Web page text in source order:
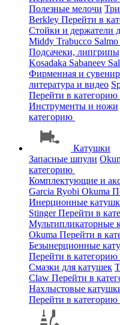
Полезные мелочи
Berkley Перейти в
Стойки и держатели
Middy Trabucco Salmo
Подсачеки,
Kosadaka Sabaneev
Фирменная и
литература и видео
Перейти в категорию
Инструменты и ножи
категорию
Катушки
Запасные шпули
категорию
Комплектующие и
Garcia Ryobi Okuma
Инерционные
StingerПерейти в
Мультипликаторные
Okuma Перейти в
Безынерционные
Перейти в категорию
Смазки для катушек
Claw Перейти в
Нахлыстовые
Перейти в категорию